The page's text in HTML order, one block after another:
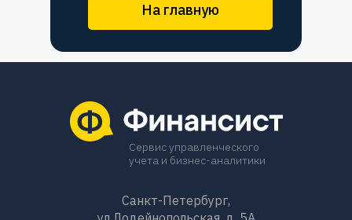
На главную
Сервис управленческого
учета и бизнес-аналитики
Санкт-Петербург,